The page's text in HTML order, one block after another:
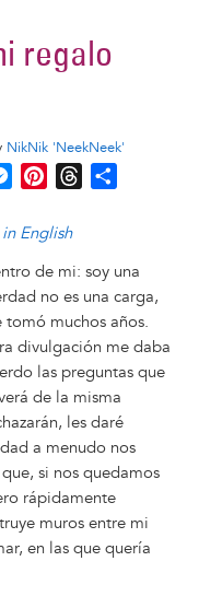
regalo
NikNik 'NeekNeek'
M
s
e
n
g
e
r
n
e
r
e
s
t
a
d
s
e
English
de mi: soy una
no es una carga,
muchos años.
divulgación me daba
las preguntas que
de la misma
les daré
a menudo nos
si nos quedamos
rápidamente
muros entre mi
en las que quería